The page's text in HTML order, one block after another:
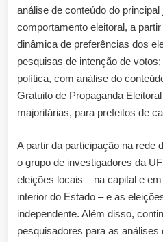
análise de conteúdo do principal
comportamento eleitoral, a
dinâmica de preferências dos
pesquisas de intenção de
política, com análise do
Gratuito de Propaganda
majoritárias, para prefeitos de
A partir da participação na rede
o grupo de investigadores da
eleições locais – na capital e
interior do Estado – e as
independente. Além disso,
pesquisadores para as